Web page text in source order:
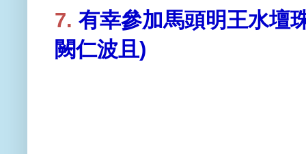
7. 有幸參加馬頭明王水壇
闕仁波且)